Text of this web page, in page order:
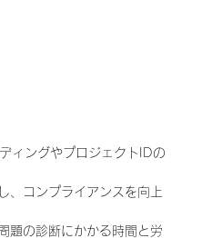
ィングやプロジェクトIDの
、コンプライアンスを向上
題の診断にかかる時間と労